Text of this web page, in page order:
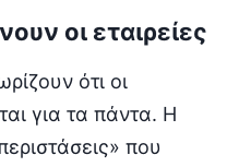
οι εταιρείες
ότι οι
για τα πάντα. Η
που